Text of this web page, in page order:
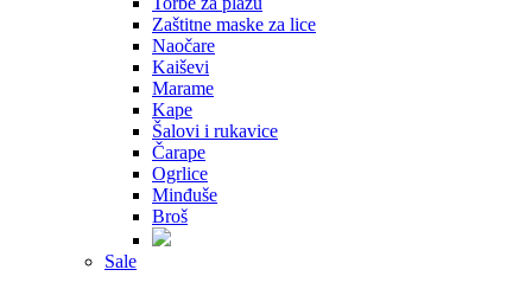
Zaštitne maske za lice
Naočare
Kaiševi
Marame
Kape
Šalovi i rukavice
Čarape
Ogrlice
Minđuše
Broš
Sale